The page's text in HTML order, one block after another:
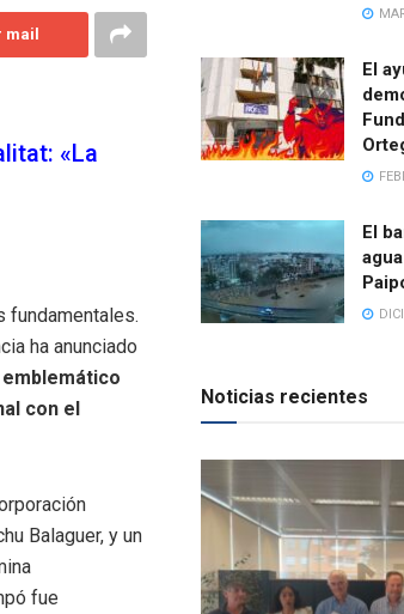
«La
fundamentales.
ha anunciado
con el
Balaguer, y un
fue
El
El
Noticias recientes